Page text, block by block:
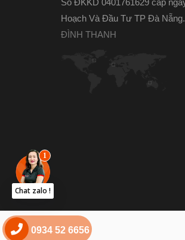
Số ĐKKD 0401761629 cấp
Hoạch Và Đầu Tư TP Đà
ĐÌNH THANH
Chat zalo !
0934 52 6656